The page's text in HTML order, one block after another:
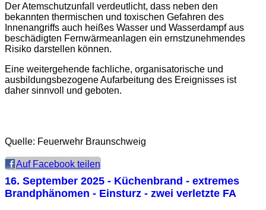
Der Atemschutzunfall verdeutlicht, dass neben den
bekannten thermischen und toxischen Gefahren des
Innenangriffs auch heißes Wasser und Wasserdampf aus
beschädigten Fernwärmeanlagen ein ernstzunehmendes
Risiko darstellen können.
Eine weitergehende fachliche, organisatorische und
ausbildungsbezogene Aufarbeitung des Ereignisses ist
daher sinnvoll und geboten.
Quelle: Feuerwehr Braunschweig
Auf Facebook teilen
16. September 2025 - Küchenbrand - extremes
Brandphänomen - Einsturz - zwei verletzte FA